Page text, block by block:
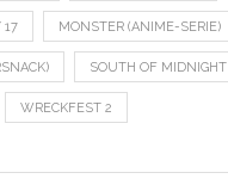
17 MONSTER (ANIME-SERIE)
SOUTH OF MIDNIGHT
WRECKFEST 2